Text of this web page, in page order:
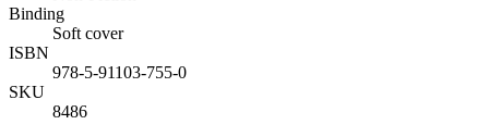
Binding
Soft cover
ISBN
978-5-91103-755-0
SKU
8486